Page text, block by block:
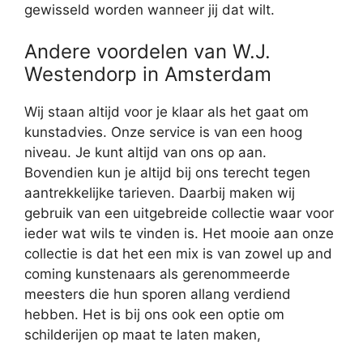
gewisseld worden wanneer jij dat wilt.
Andere voordelen van W.J.
Westendorp in Amsterdam
Wij staan altijd voor je klaar als het gaat om
kunstadvies. Onze service is van een hoog
niveau. Je kunt altijd van ons op aan.
Bovendien kun je altijd bij ons terecht tegen
aantrekkelijke tarieven. Daarbij maken wij
gebruik van een uitgebreide collectie waar voor
ieder wat wils te vinden is. Het mooie aan onze
collectie is dat het een mix is van zowel up and
coming kunstenaars als gerenommeerde
meesters die hun sporen allang verdiend
hebben. Het is bij ons ook een optie om
schilderijen op maat te laten maken,